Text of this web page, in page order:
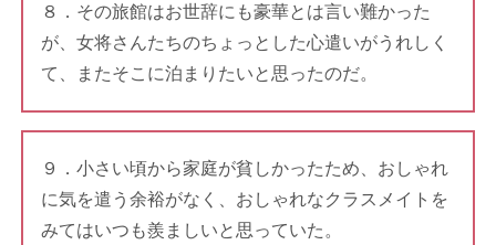
８．その旅館はお世辞にも豪華とは言い難かった
が、女将さんたちのちょっとした心遣いがうれしく
て、またそこに泊まりたいと思ったのだ。
９．小さい頃から家庭が貧しかったため、おしゃれ
に気を遣う余裕がなく、おしゃれなクラスメイトを
みてはいつも羨ましいと思っていた。